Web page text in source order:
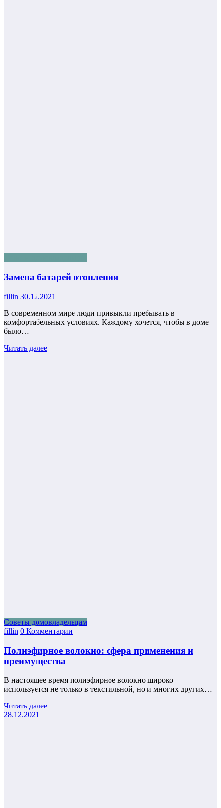
Замена батарей отопления
fillin 30.12.2021
В современном мире люди привыкли пребывать в
комфортабельных условиях. Каждому хочется, чтобы в доме
было…
Читать далее
Советы домовладельцам
fillin 0 Комментарии
Полиэфирное волокно: сфера применения и
преимущества
В настоящее время полиэфирное волокно широко
используется не только в текстильной, но и многих других…
Читать далее
28.12.2021